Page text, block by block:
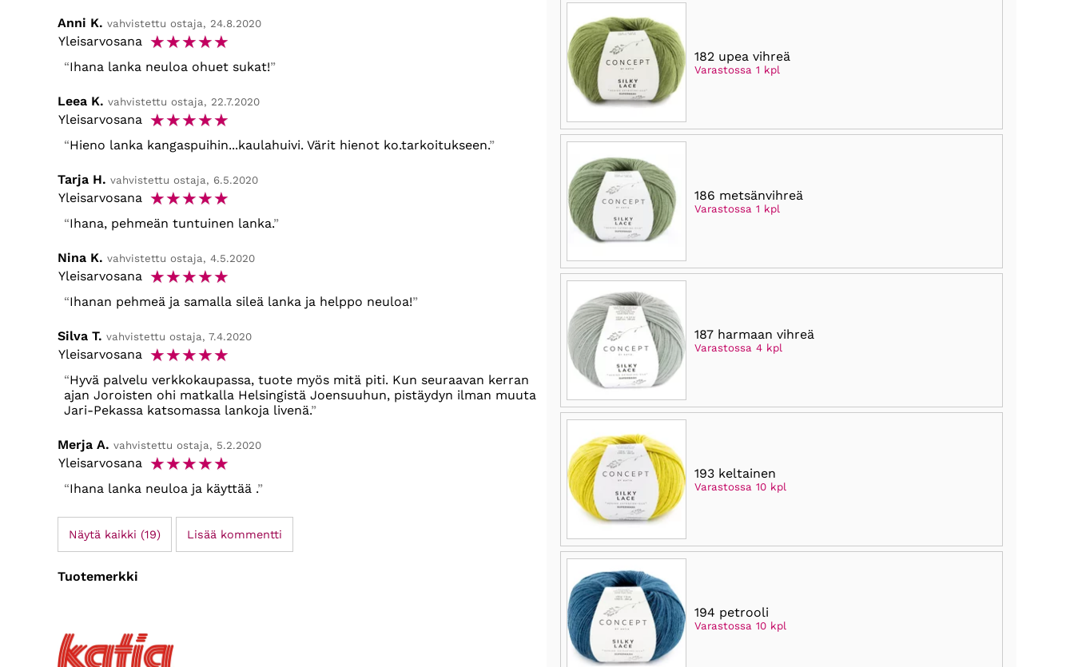
182 upea vihreä
Varastossa 1 kpl
186 metsänvihreä
Varastossa 1 kpl
187 harmaan vihreä
Varastossa 4 kpl
193 keltainen
Varastossa 10 kpl
194 petrooli
Varastossa 10 kpl
Anni K. vahvistettu ostaja, 24.8.2020
Yleisarvosana ☆☆☆☆☆
Ihana lanka neuloa ohuet sukat!
Leea K. vahvistettu ostaja, 22.7.2020
Yleisarvosana ☆☆☆☆☆
Hieno lanka kangaspuihin...kaulahuivi. Värit hienot ko.tarkoitukseen.
Tarja H. vahvistettu ostaja, 6.5.2020
Yleisarvosana ☆☆☆☆☆
Ihana, pehmeän tuntuinen lanka.
Nina K. vahvistettu ostaja, 4.5.2020
Yleisarvosana ☆☆☆☆☆
Ihanan pehmeä ja samalla sileä lanka ja helppo neuloa!
Silva T. vahvistettu ostaja, 7.4.2020
Yleisarvosana ☆☆☆☆☆
Hyvä palvelu verkkokaupassa, tuote myös mitä piti. Kun seuraavan kerran
ajan Joroisten ohi matkalla Helsingistä Joensuuhun, pistäydyn ilman muuta
Jari-Pekassa katsomassa lankoja livenä.
Merja A. vahvistettu ostaja, 5.2.2020
Yleisarvosana ☆☆☆☆☆
Ihana lanka neuloa ja käyttää .
Näytä kaikki (19) Lisää kommentti
Tuotemerkki